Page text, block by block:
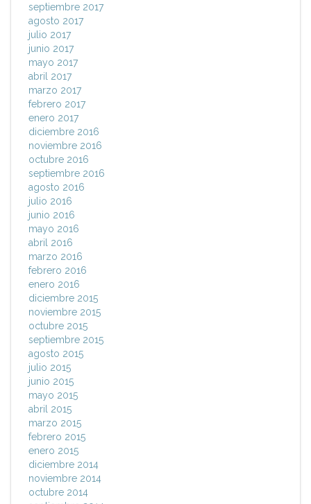
septiembre 2017
agosto 2017
julio 2017
junio 2017
mayo 2017
abril 2017
marzo 2017
febrero 2017
enero 2017
diciembre 2016
noviembre 2016
octubre 2016
septiembre 2016
agosto 2016
julio 2016
junio 2016
mayo 2016
abril 2016
marzo 2016
febrero 2016
enero 2016
diciembre 2015
noviembre 2015
octubre 2015
septiembre 2015
agosto 2015
julio 2015
junio 2015
mayo 2015
abril 2015
marzo 2015
febrero 2015
enero 2015
diciembre 2014
noviembre 2014
octubre 2014